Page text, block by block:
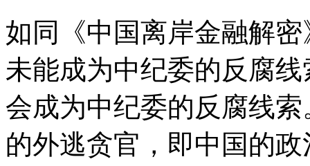
如同《中国离岸金融解
未能成为中纪委的反腐
会成为中纪委的反腐线
的外逃贪官，即中国的